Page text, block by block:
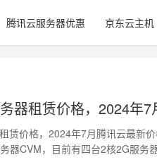
腾讯云服务器优惠 京东云主机
器租赁价格，2024年
赁价格，2024年7月腾讯云最新
器CVM，目前有四台2核2G服务